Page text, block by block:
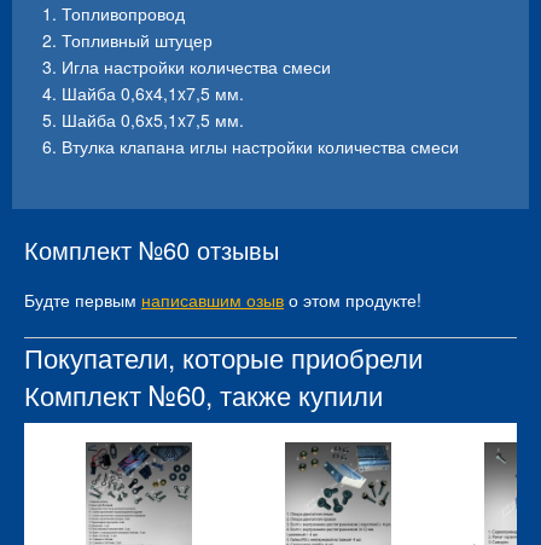
1. Топливопровод
2. Топливный штуцер
3. Игла настройки количества смеси
4. Шайба 0,6x4,1x7,5 мм.
5. Шайба 0,6x5,1x7,5 мм.
6. Втулка клапана иглы настройки количества смеси
Комплект №60 отзывы
Будте первым написавшим озыв о этом продукте!
Покупатели, которые приобрели
Комплект №60, также купили